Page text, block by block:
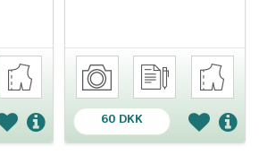
60 DKK